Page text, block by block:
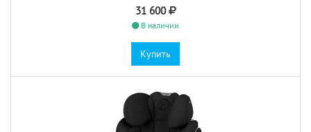
31 600
В наличии
Купить